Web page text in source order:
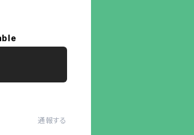
通報する